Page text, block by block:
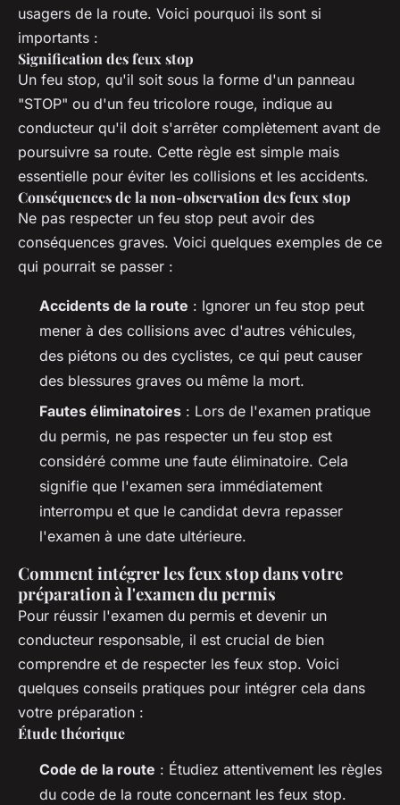
usagers de la route. Voici pourquoi ils sont si
importants :
Signification des feux stop
Un feu stop, qu'il soit sous la forme d'un panneau
"STOP" ou d'un feu tricolore rouge, indique au
conducteur qu'il doit s'arrêter complètement avant de
poursuivre sa route. Cette règle est simple mais
essentielle pour éviter les collisions et les accidents.
Conséquences de la non-observation des feux stop
Ne pas respecter un feu stop peut avoir des
conséquences graves. Voici quelques exemples de ce
qui pourrait se passer :
Accidents de la route : Ignorer un feu stop peut
mener à des collisions avec d'autres véhicules,
des piétons ou des cyclistes, ce qui peut causer
des blessures graves ou même la mort.
Fautes éliminatoires : Lors de l'examen pratique
du permis, ne pas respecter un feu stop est
considéré comme une faute éliminatoire. Cela
signifie que l'examen sera immédiatement
interrompu et que le candidat devra repasser
l'examen à une date ultérieure.
Comment intégrer les feux stop dans votre
préparation à l'examen du permis
Pour réussir l'examen du permis et devenir un
conducteur responsable, il est crucial de bien
comprendre et de respecter les feux stop. Voici
quelques conseils pratiques pour intégrer cela dans
votre préparation :
Étude théorique
Code de la route : Étudiez attentivement les règles
du code de la route concernant les feux stop.